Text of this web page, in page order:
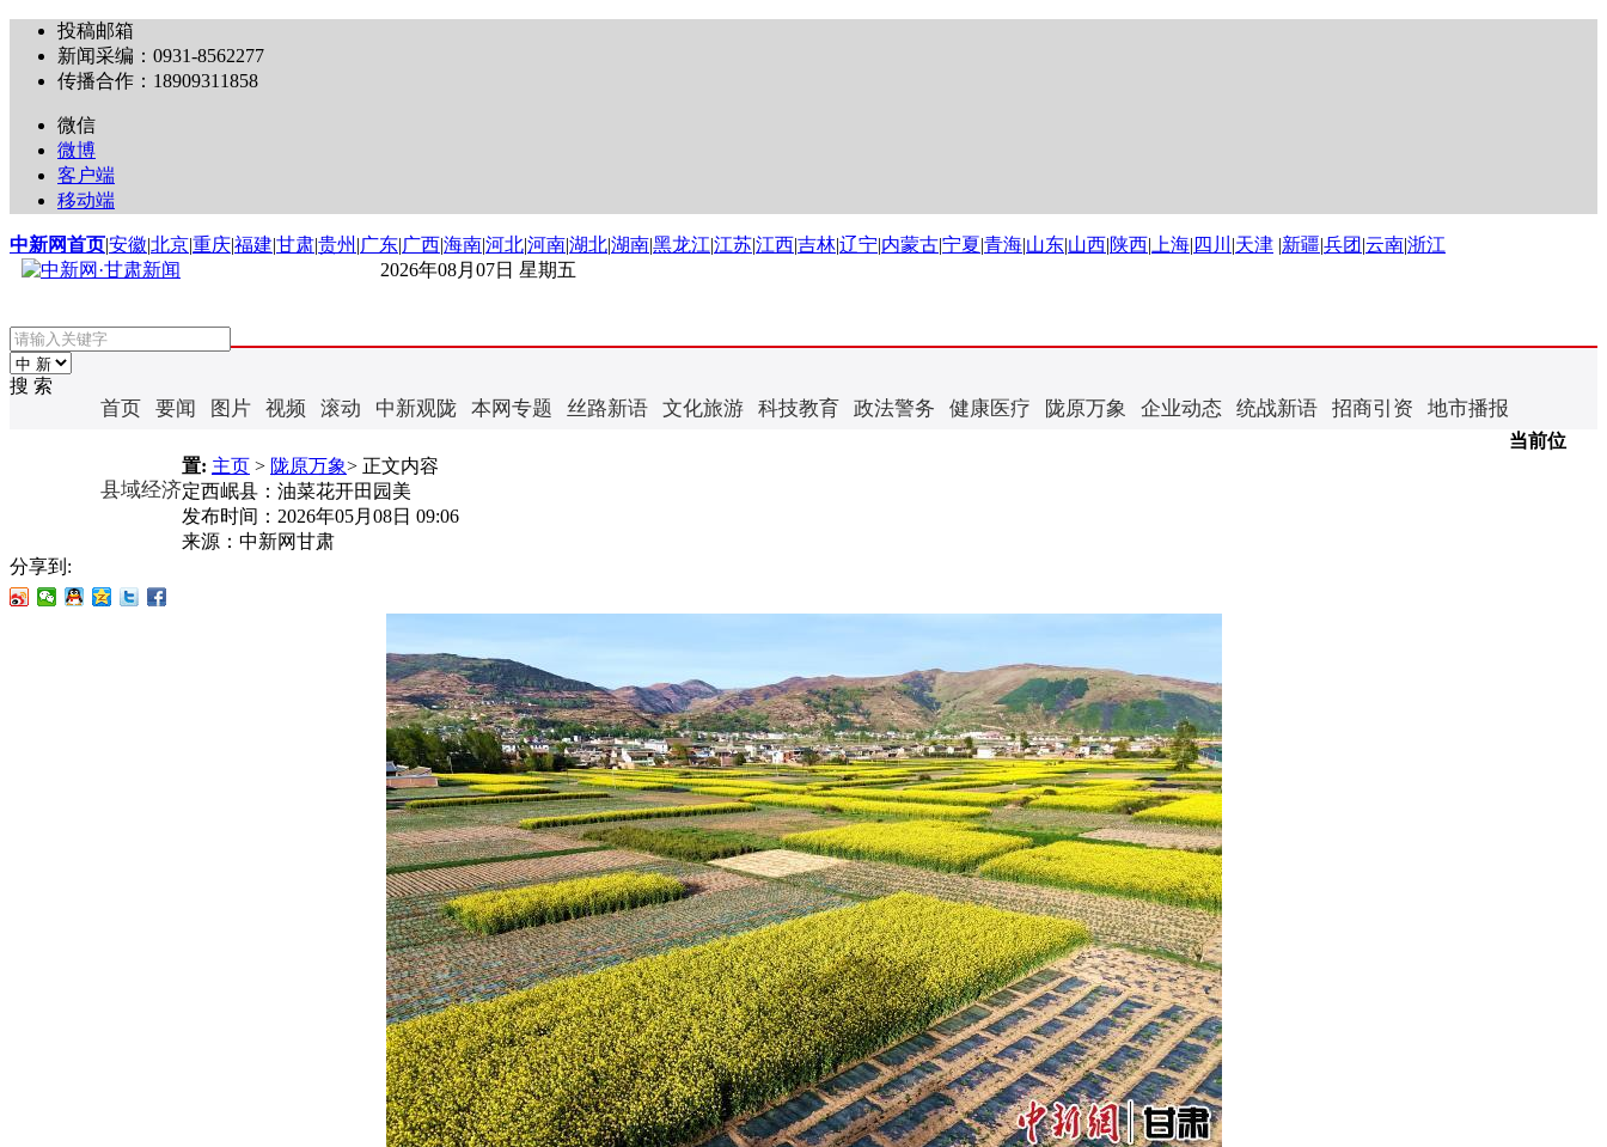
投稿邮箱
新闻采编：0931-8562277
传播合作：18909311858
微信
微博
客户端
移动端
中新网首页|安徽|北京|重庆|福建|甘肃|贵州 |广东|广西|海南|河北|河南|湖北|湖南|黑龙江|江苏|江西|吉林|辽宁|内蒙古|宁夏|青海|山东|山西|陕西| 上海| 四川 |天津 |新疆|兵团 |云南|浙江
2026年08月07日 星期五
搜 索
首页 要闻 图片 视频 滚动 中新观陇 本网专题 丝路新语 文化旅游 科技教育 政法警务 健康医疗 陇原万象 企业动态 统战新语 招商引资 地市播报
县域经济
当前位
置: 主页 > 陇原万象> 正文内容
定西岷县：油菜花开田园美
发布时间： 2026年05月08日 09:06
来源： 中新网甘肃
分享到: